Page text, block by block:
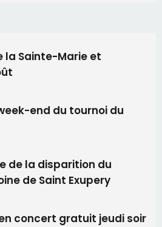
la Sainte-Marie et
end du tournoi du
de la disparition du
de Saint Exupery
concert gratuit jeudi soir